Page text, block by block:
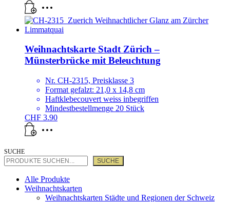
Weihnachtskarte Stadt Zürich –
Münsterbrücke mit Beleuchtung
Nr. CH-2315, Preisklasse 3
Format gefalzt: 21,0 x 14,8 cm
Haftklebecouvert weiss inbegriffen
Mindestbestellmenge 20 Stück
CHF 3.90
SUCHE
SUCHE
Alle Produkte
Weihnachtskarten
Weihnachtskarten Städte und Regionen der Schweiz